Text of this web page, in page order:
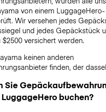
von einem LuggageHero-
Wir versehen jedes
und jedes Gepäckstück
$2500versichert werden.
keinen anderen
finden, der
Sie
buchen?